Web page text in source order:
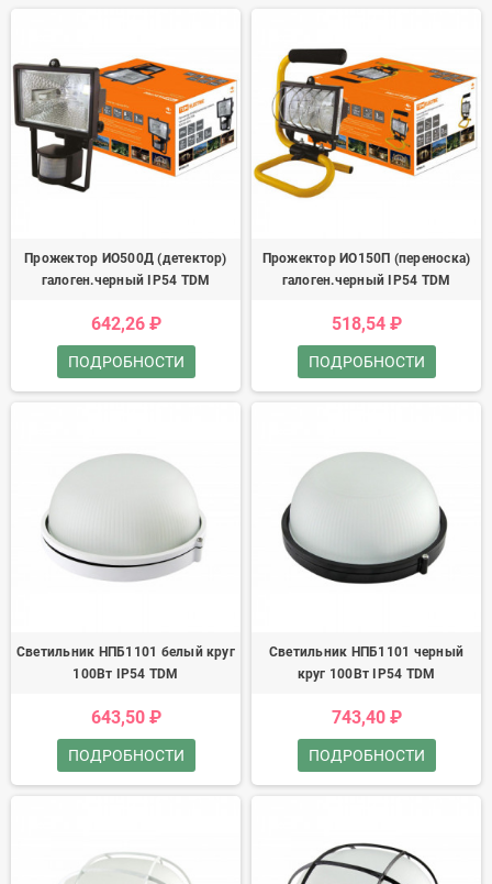
Прожектор ИО500Д (детектор)
галоген.черный IP54 TDM
642,26 ₽
ПОДРОБНОСТИ
Прожектор ИО150П (переноска)
галоген.черный IP54 TDM
518,54 ₽
ПОДРОБНОСТИ
Светильник НПБ1101 белый круг
100Вт IP54 TDM
643,50 ₽
ПОДРОБНОСТИ
Светильник НПБ1101 черный
круг 100Вт IP54 TDM
743,40 ₽
ПОДРОБНОСТИ